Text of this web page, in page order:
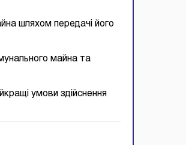
шляхом передачі його
майна та
умови здійснення